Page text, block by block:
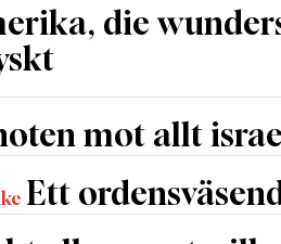
die
mot allt
Ett